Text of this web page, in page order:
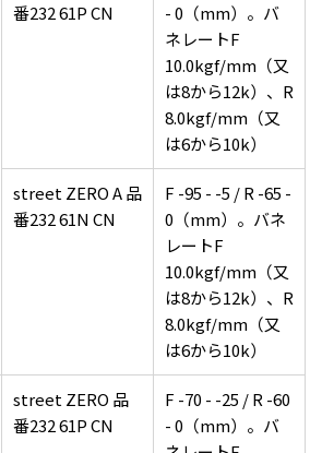
番232 61P CN
- 0（mm）。バ
ネレートF
10.0kgf/mm（又
は8から12k）、R
8.0kgf/mm（又
は6から10k）
street ZERO A 品
番232 61N CN
F -95 - -5 / R -65 -
0（mm）。バネ
レートF
10.0kgf/mm（又
は8から12k）、R
8.0kgf/mm（又
は6から10k）
street ZERO 品
番232 61P CN
F -70 - -25 / R -60
- 0（mm）。バ